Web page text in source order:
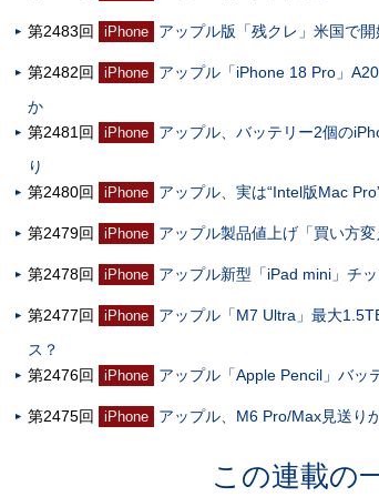
第2483回 iPhone アップル版「残クレ」米国で
第2482回 iPhone
アップル「iPhone 18 Pro」
か
第2481回
iPhone
アップル、バッテリー2個の
り
第2480回
iPhone アップル、実は“Intel版Mac
第2479回 iPhone アップル製品値上げ「買い方
第2478回 iPhone アップル新型「iPad mini」チ
第2477回 iPhone
アップル「M7 Ultra」最大
ス？
第2476回
iPhone アップル「Apple Pencil」バッ
第2475回 iPhone アップル、M6 Pro/Max見送り
この連載の